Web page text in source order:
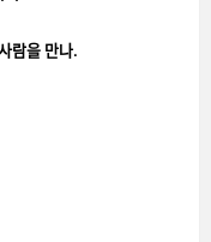
만나.